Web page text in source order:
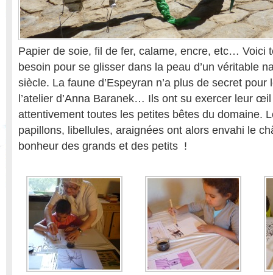
Papier de soie, fil de fer, calame, encre, etc… Voici
besoin pour se glisser dans la peau d’un véritable
siècle. La faune d’Espeyran n’a plus de secret pour
l’atelier d’Anna Baranek… Ils ont su exercer leur
attentivement toutes les petites bêtes du domaine.
papillons, libellules, araignées ont alors envahi le
bonheur des grands et des petits !